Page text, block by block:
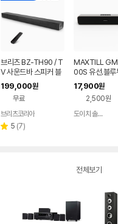
브리츠 BZ-TH90 / T
V 사운드바 스피커 블
루투스 광단자 AUX H
DMI ARC
199,000원
무료
브리츠코리아
별 5 리
(7)
MAXTILL
00S 유선.블루
용 사운드바
17,900원
2,500원
도이치 솔루션
전체보기